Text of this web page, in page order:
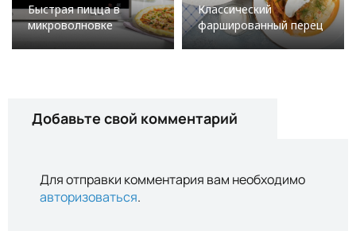
Быстрая пицца в
микроволновке
Классический
фаршированный перец
Добавьте свой комментарий
Для отправки комментария вам необходимо
авторизоваться.